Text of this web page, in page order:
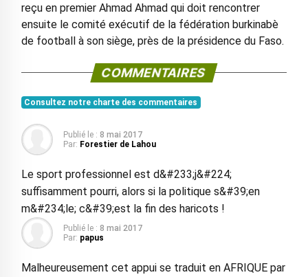
reçu en premier Ahmad Ahmad qui doit rencontrer
ensuite le comité exécutif de la fédération burkinabè
de football à son siège, près de la présidence du Faso.
COMMENTAIRES
Consultez notre charte des commentaires
Publié le : 8 mai 2017
Par: Forestier de Lahou
Le sport professionnel est d&#233;j&#224;
suffisamment pourri, alors si la politique s&#39;en
m&#234;le; c&#39;est la fin des haricots !
Publié le : 8 mai 2017
Par: papus
Malheureusement cet appui se traduit en AFRIQUE par